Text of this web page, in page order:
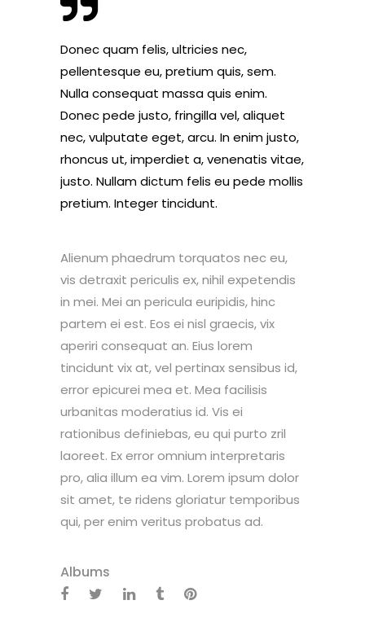
Donec quam felis, ultricies nec,
pellentesque eu, pretium quis, sem.
Nulla consequat massa quis enim.
Donec pede justo, fringilla vel, aliquet
nec, vulputate eget, arcu. In enim justo,
rhoncus ut, imperdiet a, venenatis vitae,
justo. Nullam dictum felis eu pede mollis
pretium. Integer tincidunt.
Alienum phaedrum torquatos nec eu,
vis detraxit periculis ex, nihil expetendis
in mei. Mei an pericula euripidis, hinc
partem ei est. Eos ei nisl graecis, vix
aperiri consequat an. Eius lorem
tincidunt vix at, vel pertinax sensibus id,
error epicurei mea et. Mea facilisis
urbanitas moderatius id. Vis ei
rationibus definiebas, eu qui purto zril
laoreet. Ex error omnium interpretaris
pro, alia illum ea vim. Lorem ipsum dolor
sit amet, te ridens gloriatur temporibus
qui, per enim veritus probatus ad.
Albums